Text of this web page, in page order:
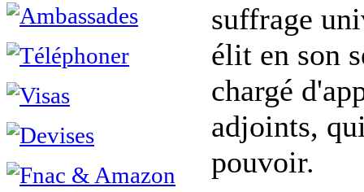
suffrage
élit en son
chargé
adjoints,
pouvoir.